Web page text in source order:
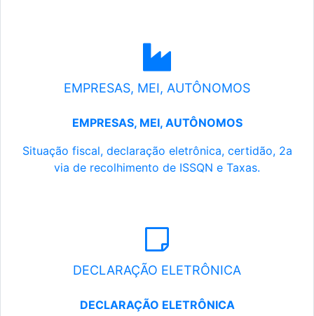
EMPRESAS, MEI, AUTÔNOMOS
EMPRESAS, MEI, AUTÔNOMOS
Situação fiscal, declaração eletrônica, certidão, 2a
via de recolhimento de ISSQN e Taxas.
DECLARAÇÃO ELETRÔNICA
DECLARAÇÃO ELETRÔNICA